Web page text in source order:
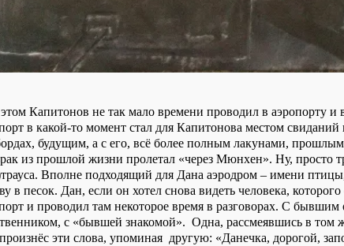
Капитонов не так мало времени проводил в аэропорту и
в какой-то момент стал для Капитонова местом
будущим, а с его, всё более полным лакунами,
из прошлой жизни пролетал «через Мюнхен». Ну, просто
Вполне подходящий для Дана аэродром – имени птицы,
в песок. Дан, если он хотел снова видеть человека,
и проводил там некоторое время в разговорах. С
с «бывшей знакомой». Одна, рассмеявшись в том
эти слова, упоминая другую: «Данечка, дорогой,